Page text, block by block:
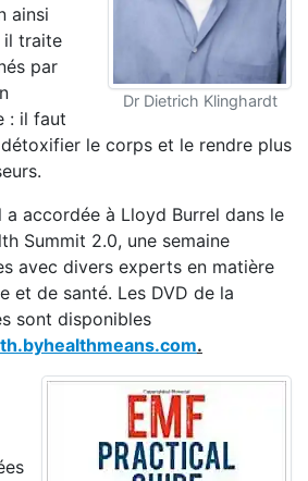
Dr Dietrich Klinghardt
ainsi
il traite
par
: il faut
le corps et le rendre plus
accordée à Lloyd Burrel dans le
Summit 2.0, une semaine
avec divers experts en matière
et de santé. Les DVD de la
sont disponibles
.